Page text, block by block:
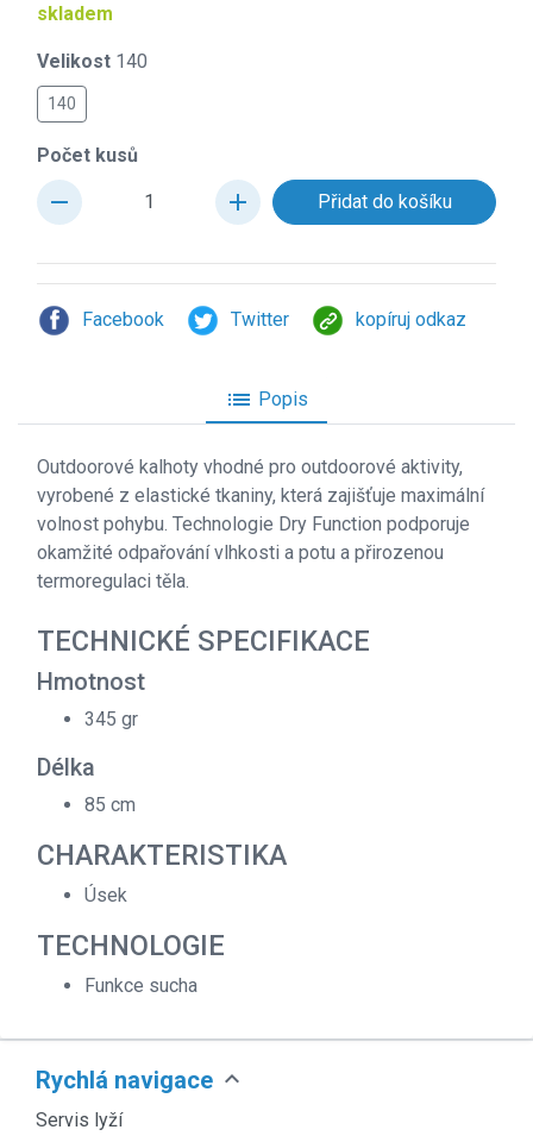
skladem
Velikost 140
140
Počet kusů
remove add
Facebook Twitter kopíruj odkaz
list Popis
Outdoorové kalhoty vhodné pro outdoorové aktivity,
vyrobené z elastické tkaniny, která zajišťuje maximální
volnost pohybu. Technologie Dry Function podporuje
okamžité odpařování vlhkosti a potu a přirozenou
termoregulaci těla.
TECHNICKÉ SPECIFIKACE
Hmotnost
345 gr
Délka
85 cm
CHARAKTERISTIKA
Úsek
TECHNOLOGIE
Funkce sucha
Rychlá navigace expand_more
Servis lyží